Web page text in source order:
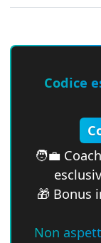
Codice
🧑‍💼
🎁 Bonus
Non